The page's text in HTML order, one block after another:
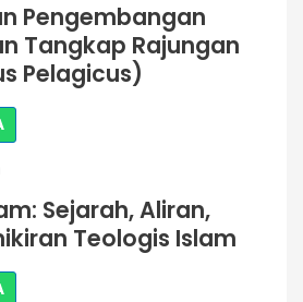
Pengembangan
Tangkap Rajungan
Pelagicus)
Sejarah, Aliran,
Teologis Islam